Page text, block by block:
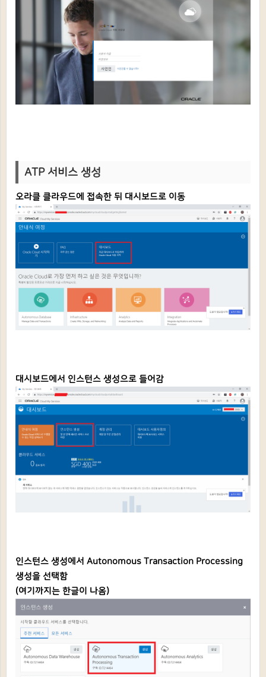
ATP 서비스 생성
오라클 클라우드에 접속한 뒤 대시보드로 이동
대시보드에서 인스턴스 생성으로 들어감
인스턴스 생성에서 Autonomous Transaction Processing
생성을 선택함
(여기까지는 한글이 나옴)